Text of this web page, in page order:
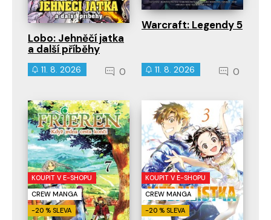
Lobo: Jehněčí jatka
a další příběhy
11. 8. 2026 0
Warcraft: Legendy 5
11. 8. 2026 0
KOUPIT V E-SHOPU
CREW MANGA
-20 % SLEVA
KOUPIT V E-SHOPU
CREW MANGA
-20 % SLEVA